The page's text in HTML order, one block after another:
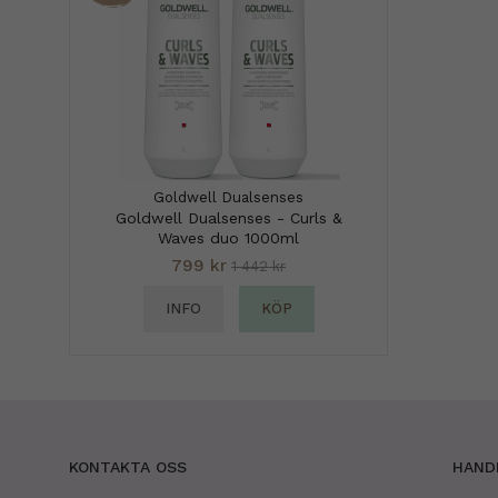
Goldwell Dualsenses
Goldwell Dualsenses - Curls &
Waves duo 1000ml
799 kr 1 442 kr
INFO KÖP
KONTAKTA OSS